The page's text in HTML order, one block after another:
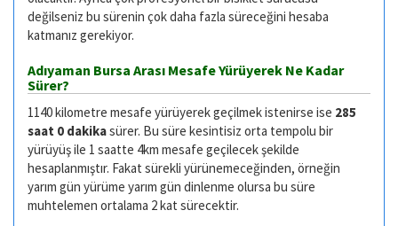
değilseniz bu sürenin çok daha fazla süreceğini hesaba
katmanız gerekiyor.
Adıyaman Bursa Arası Mesafe Yürüyerek Ne Kadar
Sürer?
1140 kilometre mesafe yürüyerek geçilmek istenirse ise 285
saat 0 dakikasürer. Bu süre kesintisiz orta tempolu bir
yürüyüş ile 1 saatte 4km mesafe geçilecek şekilde
hesaplanmıştır. Fakat sürekli yürünemeceğinden, örneğin
yarım gün yürüme yarım gün dinlenme olursa bu süre
muhtelemen ortalama 2 kat sürecektir.